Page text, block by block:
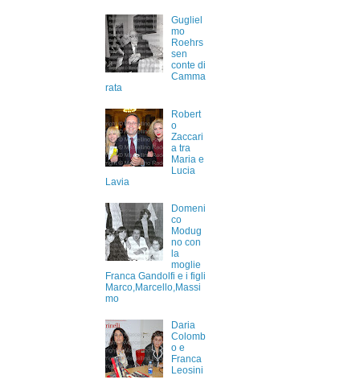
Gugliel
mo
Roehrs
sen
conte di
Camma
rata
Robert
o
Zaccari
a tra
Maria e
Lucia
Lavia
Domeni
co
Modug
no con
la
moglie
Franca Gandolfi e i figli
Marco,Marcello,Massi
mo
Daria
Colomb
o e
Franca
Leosini